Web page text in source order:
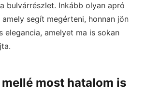
bulvárrészlet. Inkább olyan apró
segít megérteni, honnan jön
elegancia, amelyet ma is sokan
most hatalom is